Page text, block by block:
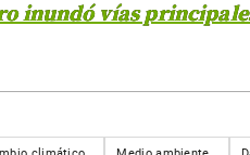
inundó vías